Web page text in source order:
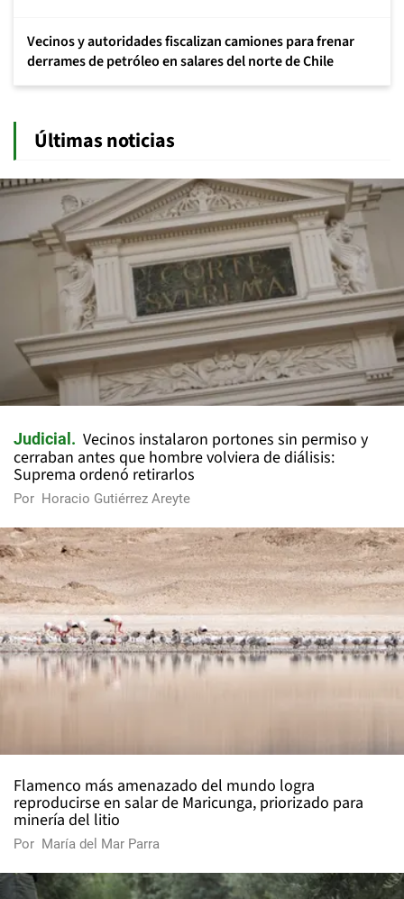
Vecinos y autoridades fiscalizan camiones para frenar
derrames de petróleo en salares del norte de Chile
Últimas noticias
Judicial
Vecinos instalaron portones sin permiso y
cerraban antes que hombre volviera de diálisis:
Suprema ordenó retirarlos
Por Horacio Gutiérrez Areyte
Flamenco más amenazado del mundo logra
reproducirse en salar de Maricunga, priorizado para
minería del litio
Por María del Mar Parra